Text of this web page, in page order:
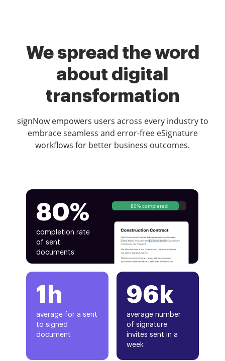
We spread the word
about digital
transformation
signNow empowers users across every industry to
embrace seamless and error-free eSignature
workflows for better business outcomes.
80%
completion rate
of sent
documents
80% completed
1h
average for a sent
to signed
document
96k
average number
of signature
invites sent in a
week